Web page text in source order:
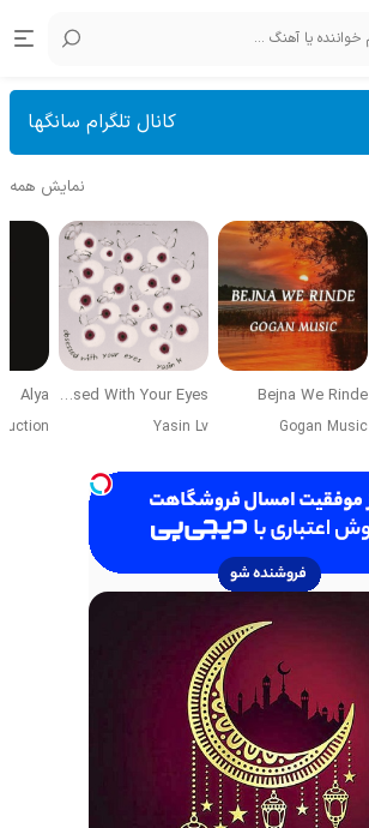
کانال تلگرام سانگها
نمایش همه
Bejna We Rinde
Gogan Music
Obsessed With Your Eyes
Yasin Lv
Alya